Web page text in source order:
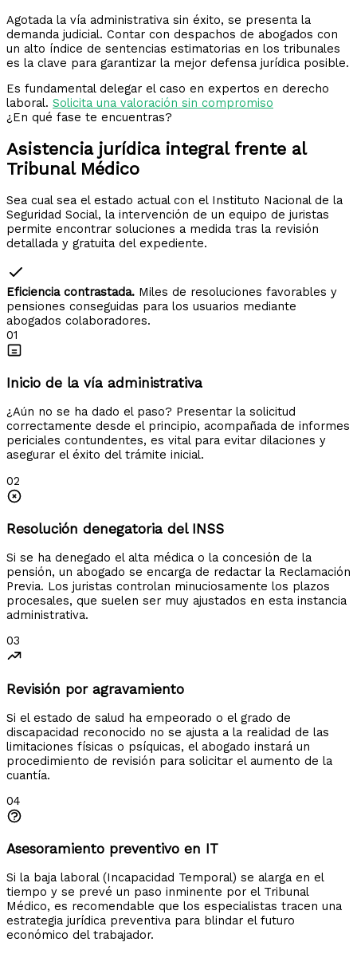
Agotada la vía administrativa sin éxito, se presenta la
demanda judicial. Contar con despachos de abogados con
un alto índice de sentencias estimatorias en los tribunales
es la clave para garantizar la mejor defensa jurídica posible.
Es fundamental delegar el caso en expertos en derecho
laboral. Solicita una valoración sin compromiso
¿En qué fase te encuentras?
Asistencia jurídica integral frente al
Tribunal Médico
Sea cual sea el estado actual con el Instituto Nacional de la
Seguridad Social, la intervención de un equipo de juristas
permite encontrar soluciones a medida tras la revisión
detallada y gratuita del expediente.
Eficiencia contrastada. Miles de resoluciones favorables y
pensiones conseguidas para los usuarios mediante
abogados colaboradores.
01
Inicio de la vía administrativa
¿Aún no se ha dado el paso? Presentar la solicitud
correctamente desde el principio, acompañada de informes
periciales contundentes, es vital para evitar dilaciones y
asegurar el éxito del trámite inicial.
02
Resolución denegatoria del INSS
Si se ha denegado el alta médica o la concesión de la
pensión, un abogado se encarga de redactar la Reclamación
Previa. Los juristas controlan minuciosamente los plazos
procesales, que suelen ser muy ajustados en esta instancia
administrativa.
03
Revisión por agravamiento
Si el estado de salud ha empeorado o el grado de
discapacidad reconocido no se ajusta a la realidad de las
limitaciones físicas o psíquicas, el abogado instará un
procedimiento de revisión para solicitar el aumento de la
cuantía.
04
Asesoramiento preventivo en IT
Si la baja laboral (Incapacidad Temporal) se alarga en el
tiempo y se prevé un paso inminente por el Tribunal
Médico, es recomendable que los especialistas tracen una
estrategia jurídica preventiva para blindar el futuro
económico del trabajador.